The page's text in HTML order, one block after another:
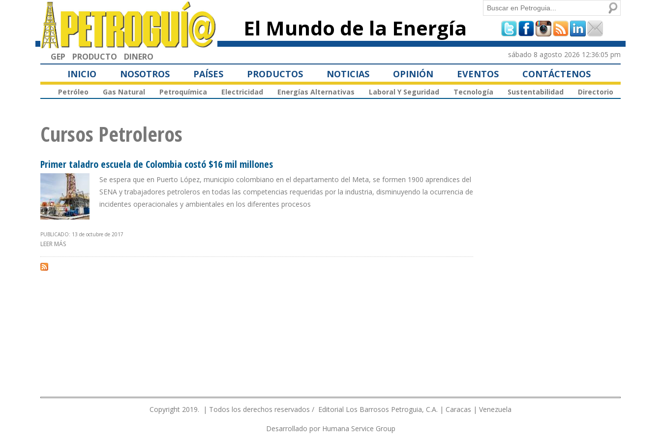
principal
El Mundo de la Energía
Formulario de
búsqueda
Buscar
GEP PRODUCTO DINERO sábado 8 agosto 2026 12:36:05 pm
INICIO NOSOTROS PAÍSES PRODUCTOS NOTICIAS OPINIÓN EVENTOS CONTÁCTENOS
Petróleo Gas Natural Petroquímica Electricidad Energías Alternativas Laboral Y Seguridad Tecnología Sustentabilidad Directorio
Cursos Petroleros
Primer taladro escuela de Colombia costó $16 mil millones
Se espera que en Puerto López, municipio colombiano en el departamento del Meta, se formen 1900 aprendices del
SENA y trabajadores petroleros en todas las competencias requeridas por la industria, disminuyendo la ocurrencia de
incidentes operacionales y ambientales en los diferentes procesos
PUBLICADO: 13 de octubre de 2017
LEER MÁS
Copyright 2019. | Todos los derechos reservados / Editorial Los Barrosos Petroguia, C.A. | Caracas | Venezuela
Desarrollado por Humana Service Group